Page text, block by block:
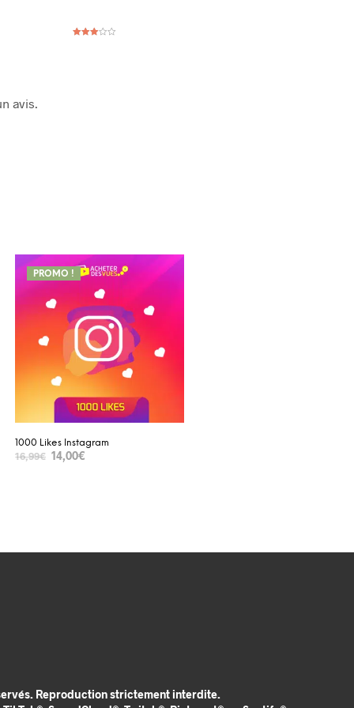
avis.
PROMO !
1000 Likes Instagram
16,99€ 14,00€
Reproduction strictement interdite.